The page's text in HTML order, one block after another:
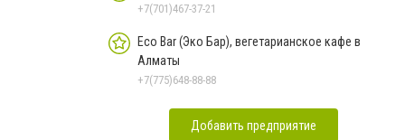
+7(701)467-37-21
Eco Bar (Эко Бар), вегетарианское кафе в
Алматы
+7(775)648-88-88
Добавить предприятие